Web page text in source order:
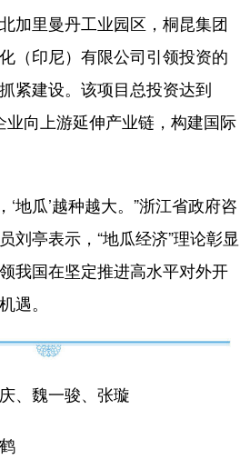
加里曼丹工业园区，桐昆集团
（印尼）有限公司引领投资的
紧建设。该项目总投资达到
业向上游延伸产业链，构建国际
‘地瓜’越种越大。”浙江省政府咨
刘亭表示，“地瓜经济”理论彰显
我国在坚定推进高水平对外开
遇。
、魏一骏、张璇